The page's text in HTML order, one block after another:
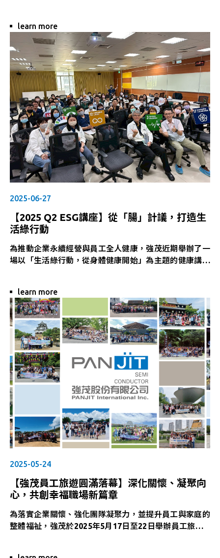
實踐成果，展現強茂對於責任經營與永續轉型的堅定承
learn more
2025-06-27
【2025 Q2 ESG講座】從「腸」計議，打造生
活綠行動
為推動企業永續經營與員工全人健康，強茂近期舉辦了一
場以「生活綠行動，從身體健康開始」為主題的健康講
康理念，現場氣氛熱烈、反應熱烈，獲得同仁高度迴響。
learn more
2025-05-24
【強茂員工旅遊圓滿落幕】深化關懷、凝聚向
心，共創幸福職場新篇章
為落實企業關懷、強化團隊凝聚力，並提升員工與家庭的
整體福祉，強茂於2025年5月17日至22日舉辦員工旅遊